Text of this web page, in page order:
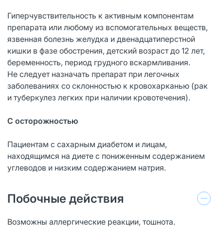
Гиперчувствительность к активным компонентам
препарата или любому из вспомогательных веществ,
язвенная болезнь желудка и двенадцатиперстной
кишки в фазе обострения, детский возраст до 12 лет,
беременность, период грудного вскармливания.
Не следует назначать препарат при легочных
заболеваниях со склонностью к кровохарканью (рак
и туберкулез легких при наличии кровотечения).
С осторожностью
Пациентам с сахарным диабетом и лицам,
находящимся на диете с пониженным содержанием
углеводов и низким содержанием натрия.
Побочные действия
Возможны аллергические реакции, тошнота.